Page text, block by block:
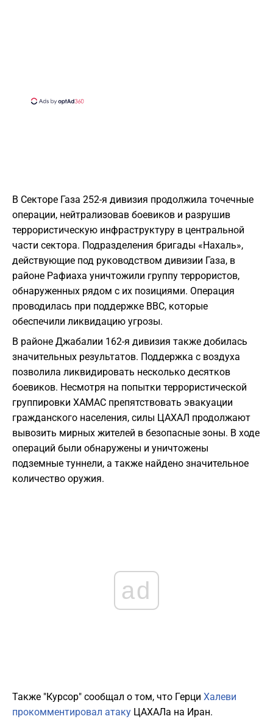
В Секторе Газа 252-я дивизия продолжила точечные
операции, нейтрализовав боевиков и разрушив
террористическую инфраструктуру в центральной
части сектора. Подразделения бригады «Нахаль»,
действующие под руководством дивизии Газа, в
районе Рафиаха уничтожили группу террористов,
обнаруженных рядом с их позициями. Операция
проводилась при поддержке ВВС, которые
обеспечили ликвидацию угрозы.
В районе Джабалии 162-я дивизия также добилась
значительных результатов. Поддержка с воздуха
позволила ликвидировать несколько десятков
боевиков. Несмотря на попытки террористической
группировки ХАМАС препятствовать эвакуации
гражданского населения, силы ЦАХАЛ продолжают
вывозить мирных жителей в безопасные зоны. В ходе
операций были обнаружены и уничтожены
подземные туннели, а также найдено значительное
количество оружия.
ad
Также "Курсор" сообщал о том, что Герци Халеви
прокомментировал атаку ЦАХАЛа на Иран.